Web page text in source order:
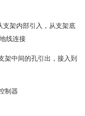
架内部引入，从支架底
线连接
架中间的孔引出，接入到
制器